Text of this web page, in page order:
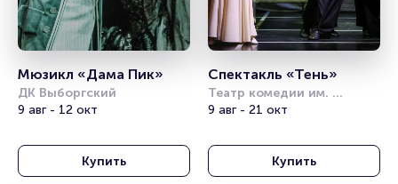
Мюзикл «Дама Пик»
ДК Выборгский
9 авг - 12 окт
Купить
Спектакль «Тень»
Театр комедии им.
Акимова
9 авг - 21 окт
Купить